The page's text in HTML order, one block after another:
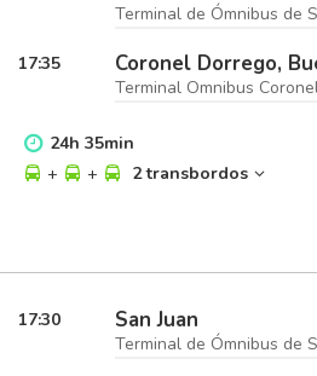
Terminal de Ómnibus de
17:35 Coronel Dorrego,
Terminal Omnibus
24h 35min
+
+ 2 transbordos
17:30 San Juan
Terminal de Ómnibus de